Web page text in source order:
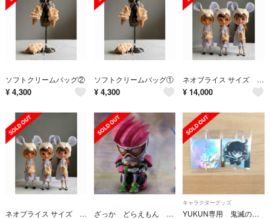
ソフトクリームバッグ②
¥ 4,300
ソフトクリームバッグ①
¥ 4,300
ネオブライス サイズ 夏のネズミセット③
¥ 14,000
ネオブライス サイズ 夏のネズミセット② ざっか どらえもん プロフ必読様 専用 仮面ライダー まちぼうけ
キャラクターグッズ
YUKUN専用 鬼滅の刃ウエハース15 デフォルメシール 其ノ十五 2枚セット